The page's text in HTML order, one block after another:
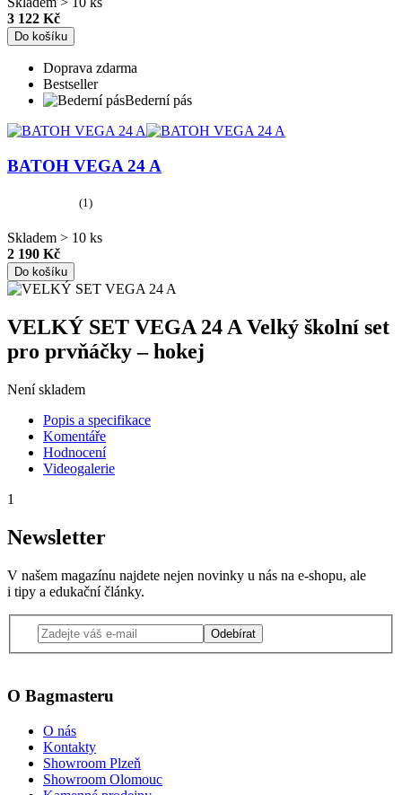
3 122 Kč
Do košíku
Doprava zdarma
Bestseller
Bederní pás
BATOH VEGA 24 A
(1)
Skladem > 10 ks
2 190 Kč
Do košíku
VELKÝ SET VEGA 24 A Velký školní set
pro prvňáčky – hokej
Není skladem
Popis a specifikace
Komentáře
Hodnocení
Videogalerie
1
Newsletter
V našem magazínu najdete nejen novinky u nás na e-shopu, ale
i tipy a edukační články.
Odebírat
O Bagmasteru
O nás
Kontakty
Showroom Plzeň
Showroom Olomouc